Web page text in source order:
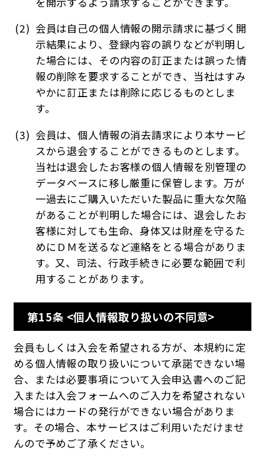
会員は自己の個人情報の開示請求に基づく開
示結果により、登録内容の誤りなどが判明し
た場合には、その内容の訂正または誤った情
報の削除を要求することができ、当社はすみ
やかに訂正または削除に応じるものとしま
す。
会員は、個人情報の消去請求により本サービ
スから退会することができるものとします。
当社は退会したお客様の個人情報を別管理の
データベースに移し厳重に保管します。万が
一過去にご購入いただいた製品に重大な欠陥
があることが判明した場合には、退会したお
客様に対しても生命、身体又は財産を守るた
めにＤＭを送るなど連絡をとる場合がありま
す。又、司法、行政手続きに必要な範囲で利
用することがあります。
第15条 <個人情報取り扱いの不同意>
会員もしくは入会を希望される方が、本規約に定
める個人情報の取り扱いについて承諾できない場
合、または必要事項について入会申込書へのご記
入または入会フォームへのご入力を希望されない
場合にはカードの発行ができない場合がありま
す。その場合、本サービスはご利用いただけませ
んので予めご了承ください。